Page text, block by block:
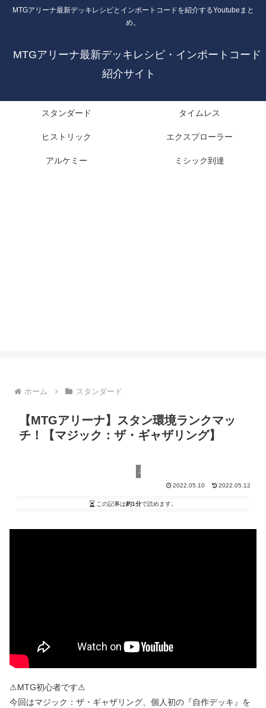
MTGアリーナ最新デッキレシピとインポートコードを紹介するYoutubeまと
め。
MTGアリーナ最新デッキレシピ・インポートコード
紹介サイト
スタンダード タイムレス
ヒストリック エクスプローラー
アルケミー ミシック到達
ホーム スタンダード
【MTGアリーナ】スタン環境ランクマッ
チ！【マジック：ザ・ギャザリング】
スタンダード
2022.05.10 2022.05.12
この記事は約1分で読めます。
⚠MTG初心者です⚠
今回はマジック：ザ・ギャザリング、個人初の『自作デッキ』を